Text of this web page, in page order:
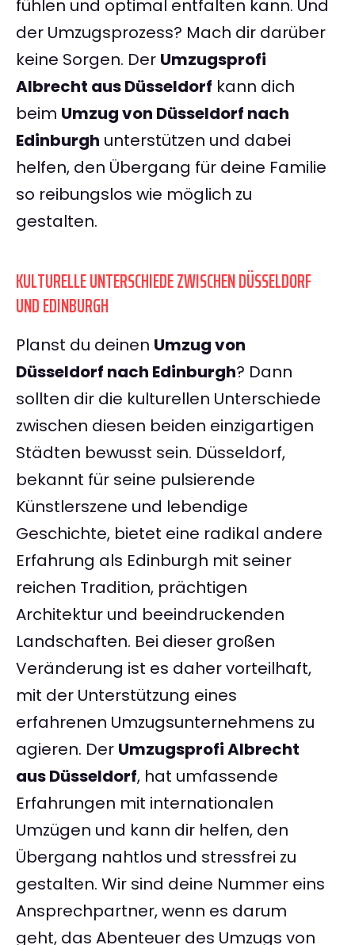
fühlen und optimal entfalten kann. Und
der Umzugsprozess? Mach dir darüber
keine Sorgen. Der Umzugsprofi
Albrecht aus Düsseldorf kann dich
beim Umzug von Düsseldorf nach
Edinburgh unterstützen und dabei
helfen, den Übergang für deine Familie
so reibungslos wie möglich zu
gestalten.
KULTURELLE UNTERSCHIEDE ZWISCHEN DÜSSELDORF
UND EDINBURGH
Planst du deinen Umzug von
Düsseldorf nach Edinburgh? Dann
sollten dir die kulturellen Unterschiede
zwischen diesen beiden einzigartigen
Städten bewusst sein. Düsseldorf,
bekannt für seine pulsierende
Künstlerszene und lebendige
Geschichte, bietet eine radikal andere
Erfahrung als Edinburgh mit seiner
reichen Tradition, prächtigen
Architektur und beeindruckenden
Landschaften. Bei dieser großen
Veränderung ist es daher vorteilhaft,
mit der Unterstützung eines
erfahrenen Umzugsunternehmens zu
agieren. Der Umzugsprofi Albrecht
aus Düsseldorf, hat umfassende
Erfahrungen mit internationalen
Umzügen und kann dir helfen, den
Übergang nahtlos und stressfrei zu
gestalten. Wir sind deine Nummer eins
Ansprechpartner, wenn es darum
geht, das Abenteuer des Umzugs von